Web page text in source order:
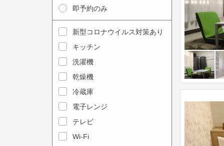
h
c
a
l
n
d
a
r
a
t
h
t
h
c
a
l
e
n
d
即予約のみ
新型コロナウイルス対策あり
キッチン
洗濯機
乾燥機
冷蔵庫
電子レンジ
テレビ
Wi-Fi